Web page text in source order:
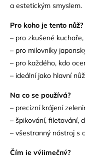
a estetickým smyslem.
Pro koho je tento nůž?
– pro zkušené
– pro milovníky
– pro každého, kdo
– ideální jako hlavní
Na co se používá?
– precizní krájení
– špikování, filetování,
– všestranný nástroj s
Čím je výjimečný?